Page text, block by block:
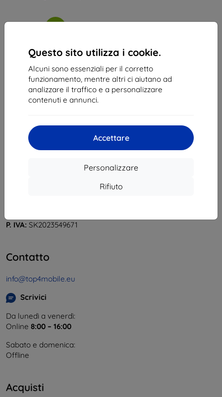
Questo sito utilizza i cookie.
Alcuni sono essenziali per il corretto
funzionamento, mentre altri ci aiutano ad
analizzare il traffico e a personalizzare
contenuti e annunci.
Accettare
Personalizzare
Rifiuto
del totale3
Via Rudolfa Mocka 3750/2A
P. IVA: SK2023549671
Contatto
info@top4mobile.eu
Scrivici
Da lunedì a venerdì:
Online 8:00 – 16:00
Sabato e domenica:
Offline
Acquisti